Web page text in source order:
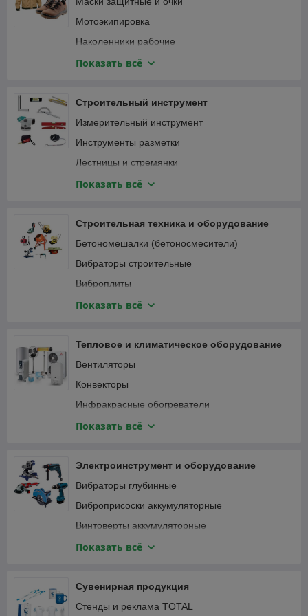
Мотоэкипировка
Наколенники рабочие
Наушники
Привязь страховочная
Спецодежда
Показать всё
Строительный инструмент
Измерительный инструмент
Инструменты разметки
Лестницы и стремянки
Зажимы
Монтажный инструмент
Мусоропровод
Наборы ручного инструмента
Паяльники, оловоотсосы
Пневматический инструмент
Столярно-слесарный инструмент
Показать всё
Строительная техника и оборудование
Бетономешалки (бетоносмесители)
Вибраторы строительные
Виброплиты
Виброрейки
Генераторы и электростанции
Затирочные машины
Компрессоры
Мотобуры и мотодрели
Мотопомпы
Пылесосы строительные
Сварочные аппараты
Станки
Трубогибы, арматурогибы
Швонарезчики
Показать всё
Тепловое и климатическое оборудование
Вентиляторы
Конвекторы
Инфракрасные обогреватели
Кондиционеры
Тепловые пушки
Терморегуляторы (термостаты)
Масляные радиаторы
Показать всё
Электроинструмент и оборудование
Вибраторы глубинные
Виброприсоски аккумуляторные
Винтоверты аккумуляторные
Гаечные ключи и трещотки аккумуляторные
Гвоздезабивные пистолеты, степлеры
Дрели
Показать всё
Сувенирная продукция
Стенды и реклама TOTAL